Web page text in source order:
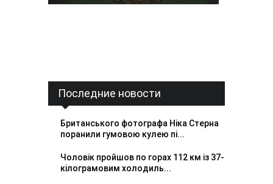
Последние новости
Британського фотографа Ніка Стерна
поранили гумовою кулею пі...
Чоловік пройшов по горах 112 км із 37-
кілограмовим холодиль...